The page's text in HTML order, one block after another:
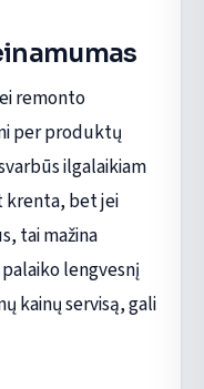
remonto
per produktų
ilgalaikiam
krenta, bet jei
tai mažina
lengvesnį
kainų servisą, gali